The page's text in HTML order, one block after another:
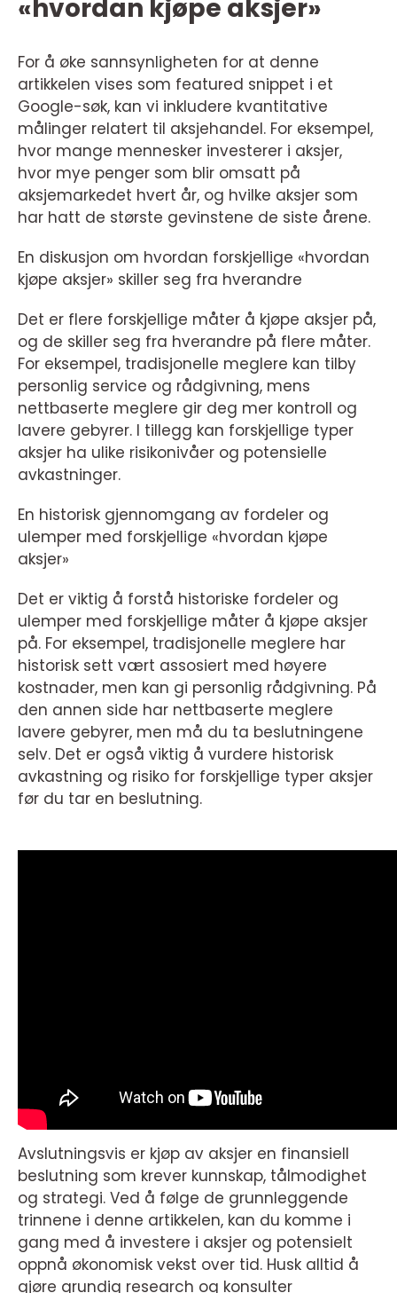
«hvordan kjøpe aksjer»
For å øke sannsynligheten for at denne
artikkelen vises som featured snippet i et
Google-søk, kan vi inkludere kvantitative
målinger relatert til aksjehandel. For eksempel,
hvor mange mennesker investerer i aksjer,
hvor mye penger som blir omsatt på
aksjemarkedet hvert år, og hvilke aksjer som
har hatt de største gevinstene de siste årene.
En diskusjon om hvordan forskjellige «hvordan
kjøpe aksjer» skiller seg fra hverandre
Det er flere forskjellige måter å kjøpe aksjer på,
og de skiller seg fra hverandre på flere måter.
For eksempel, tradisjonelle meglere kan tilby
personlig service og rådgivning, mens
nettbaserte meglere gir deg mer kontroll og
lavere gebyrer. I tillegg kan forskjellige typer
aksjer ha ulike risikonivåer og potensielle
avkastninger.
En historisk gjennomgang av fordeler og
ulemper med forskjellige «hvordan kjøpe
aksjer»
Det er viktig å forstå historiske fordeler og
ulemper med forskjellige måter å kjøpe aksjer
på. For eksempel, tradisjonelle meglere har
historisk sett vært assosiert med høyere
kostnader, men kan gi personlig rådgivning. På
den annen side har nettbaserte meglere
lavere gebyrer, men må du ta beslutningene
selv. Det er også viktig å vurdere historisk
avkastning og risiko for forskjellige typer aksjer
før du tar en beslutning.
Avslutningsvis er kjøp av aksjer en finansiell
beslutning som krever kunnskap, tålmodighet
og strategi. Ved å følge de grunnleggende
trinnene i denne artikkelen, kan du komme i
gang med å investere i aksjer og potensielt
oppnå økonomisk vekst over tid. Husk alltid å
gjøre grundig research og konsulter